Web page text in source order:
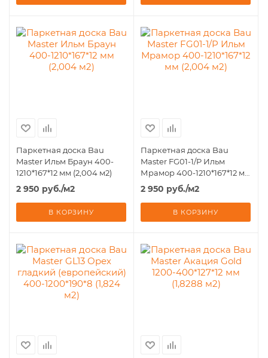
Паркетная доска Bau
Master Ильм Браун 400-
1210*167*12 мм (2,004 м2)
2 950 руб./м2
В КОРЗИНУ
Паркетная доска Bau
Master FG01-1/P Ильм
Мрамор 400-1210*167*12 мм
(2,004 м2)
2 950 руб./м2
В КОРЗИНУ